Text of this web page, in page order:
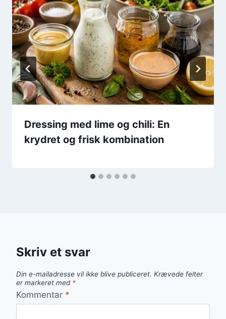
Dressing med lime og chili: En
krydret og frisk kombination
Skriv et svar
Din e-mailadresse vil ikke blive publiceret. Krævede felter
er markeret med *
Kommentar *